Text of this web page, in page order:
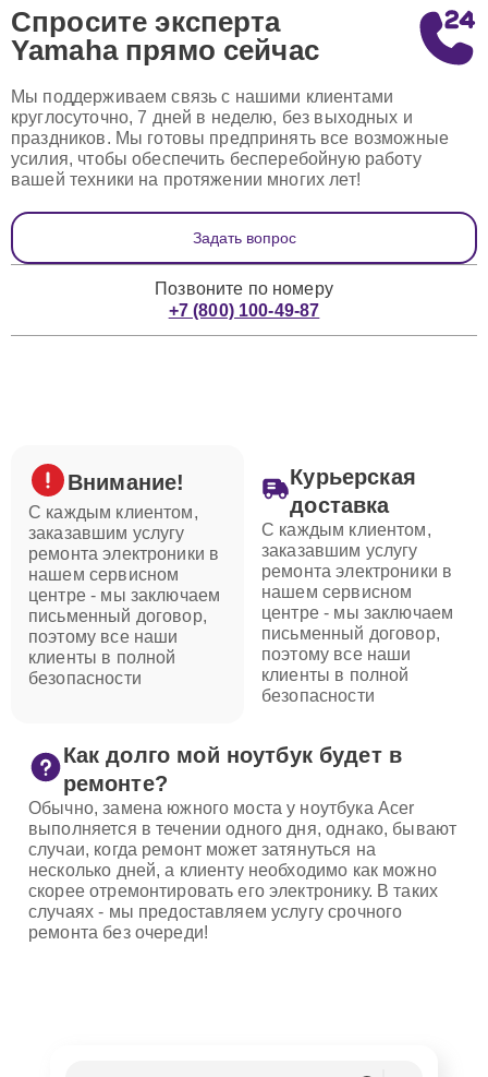
Спросите эксперта
Yamaha прямо сейчас
Мы поддерживаем связь с нашими клиентами
круглосуточно, 7 дней в неделю, без выходных и
праздников. Мы готовы предпринять все возможные
усилия, чтобы обеспечить бесперебойную работу
вашей техники на протяжении многих лет!
Задать вопрос
Позвоните по номеру
+7 (800) 100-49-87
Внимание!
С каждым клиентом,
заказавшим услугу
ремонта электроники в
нашем сервисном
центре - мы заключаем
письменный договор,
поэтому все наши
клиенты в полной
безопасности
Курьерская
доставка
С каждым клиентом,
заказавшим услугу
ремонта электроники в
нашем сервисном
центре - мы заключаем
письменный договор,
поэтому все наши
клиенты в полной
безопасности
Как долго мой ноутбук будет в
ремонте?
Обычно, замена южного моста у ноутбука Acer
выполняется в течении одного дня, однако, бывают
случаи, когда ремонт может затянуться на
несколько дней, а клиенту необходимо как можно
скорее отремонтировать его электронику. В таких
случаях - мы предоставляем услугу срочного
ремонта без очереди!